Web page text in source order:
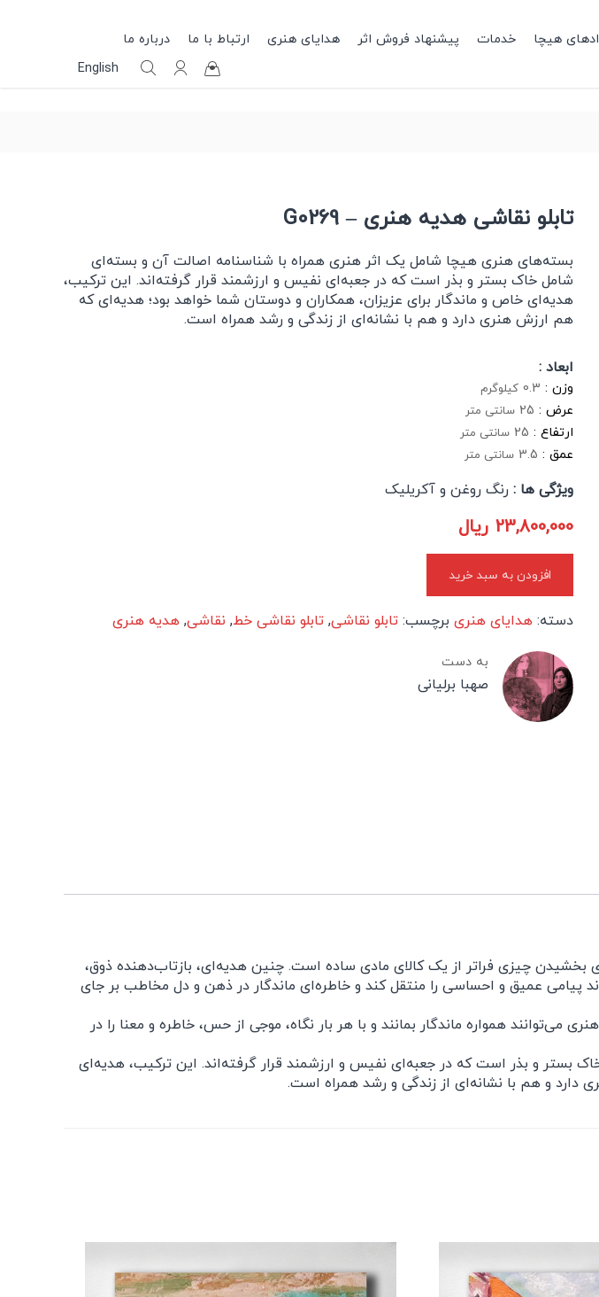
هیچا خدمات پیشنهاد فروش اثر هدایای هنری ارتباط با ما
درباره ما
English
تابلو نقاشی هدیه هنری – G0269
بسته‌های هنری هیچا شامل یک اثر هنری همراه با شناسنامه اصالت آن و بسته‌ای
شامل خاک بستر و بذر است که در جعبه‌ای نفیس و ارزشمند قرار گرفته‌اند. این ترکیب،
هدیه‌ای خاص و ماندگار برای عزیزان، همکاران و دوستان شما خواهد بود؛ هدیه‌ای که
هم ارزش هنری دارد و هم با نشانه‌ای از زندگی و رشد همراه است.
ابعاد :
وزن : 0.3 کیلوگرم
عرض : 25 سانتی متر
ارتفاع : 25 سانتی متر
عمق : 3.5 سانتی متر
ویژگی ها : رنگ روغن و آکریلیک
23,800,000 ریال
افزودن به سبد خرید
دسته:هدایای هنری برچسب:تابلو نقاشی,تابلو نقاشی خط, نقاشی,هدیه هنری
به دست
صهبا برلیانی
چیزی فراتر از یک کالای مادی ساده است. چنین هدیه‌ای، بازتاب‌دهنده ذوق،
عمیق و احساسی را منتقل کند و خاطره‌ای ماندگار در ذهن و دل مخاطب بر جای
می‌توانند همواره ماندگار بمانند و با هر بار نگاه، موجی از حس، خاطره و معنا را در
بستر و بذر است که در جعبه‌ای نفیس و ارزشمند قرار گرفته‌اند. این ترکیب، هدیه‌ای
دارد و هم با نشانه‌ای از زندگی و رشد همراه است.